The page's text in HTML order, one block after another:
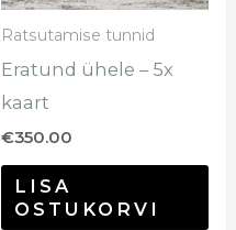
Ratsutamise tunnid
Eratund ühele – 5x
kaart
€350.00
LISA
OSTUKORVI